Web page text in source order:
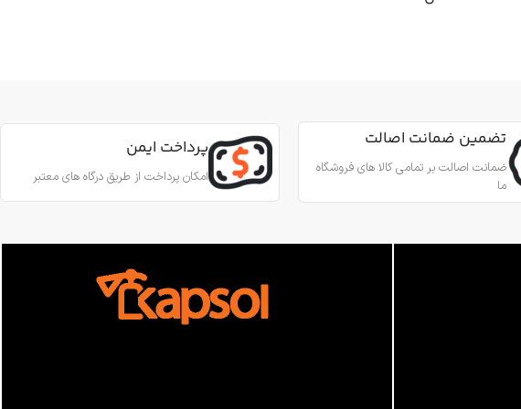
مناسب برای کارهای عمودی، افقی و
جنس آلومینیوم
قطر طناب
وزن
استاندارد EN567
ساخت ترکیه
تضمین ضمانت اصالت
ضمانت اصالت بر تمامی کالا های فروشگاه
ما
پرداخت ایمن
امکان پرداخت از طریق درگاه های معتبر